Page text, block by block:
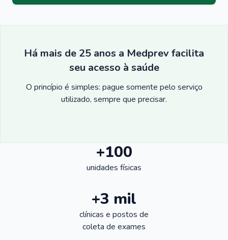
Há mais de 25 anos a Medprev facilita
seu acesso à saúde
O princípio é simples: pague somente pelo serviço
utilizado, sempre que precisar.
+100
unidades físicas
+3 mil
clínicas e postos de
coleta de exames